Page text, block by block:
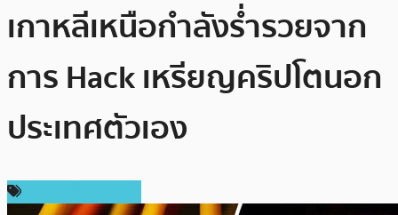
เกาหลีเหนือกำลังร่ำรวยจาก
การ Hack เหรียญคริปโตนอก
ประเทศตัวเอง